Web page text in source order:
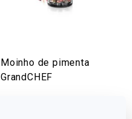
Moinho de pimenta
GrandCHEF